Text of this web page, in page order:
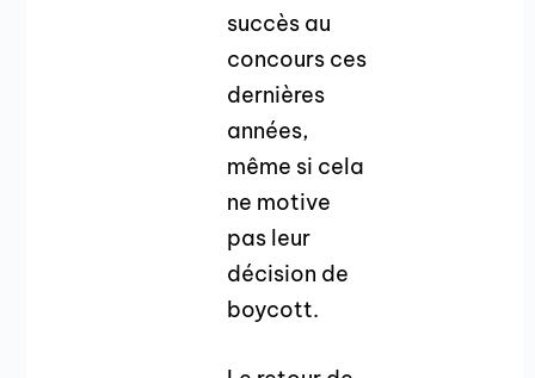
succès au
concours ces
dernières
années,
même si cela
ne motive
pas leur
décision de
boycott.